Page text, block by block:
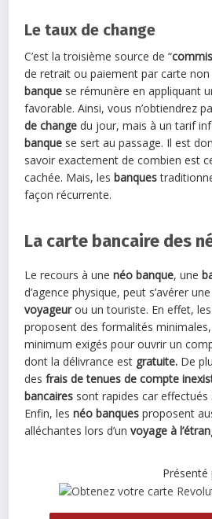
Le taux de change
C’est la troisième source de “
de retrait ou paiement par carte
banque se rémunère en appliquant
favorable. Ainsi, vous n’obtiendrez
de change du jour, mais à un tarif
banque se sert au passage. Il est
savoir exactement de combien est
cachée. Mais, lesbanques
façon récurrente.
La carte bancaire des
Le recours à unenéo banque, une
d’agence physique, peut s’avérer une
voyageurou un touriste. En effet,
proposent des formalités
minimum exigés pour ouvrir un
dont la délivrance est gratuite. De
desfrais de tenues de compte
bancaires sont rapides car
Enfin, lesnéo banques proposent
alléchantes lors d’unvoyage à
Présenté